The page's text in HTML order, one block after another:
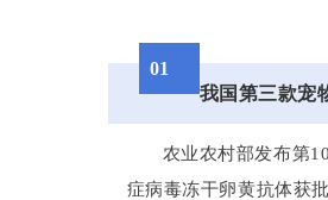
01
我国第三款宠
农业农村部发布第
症病毒冻干卵黄抗体获